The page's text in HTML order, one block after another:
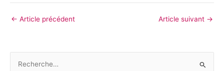
← Article précédent Article suivant →